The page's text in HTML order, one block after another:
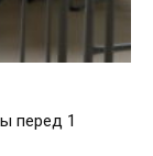
перед 1